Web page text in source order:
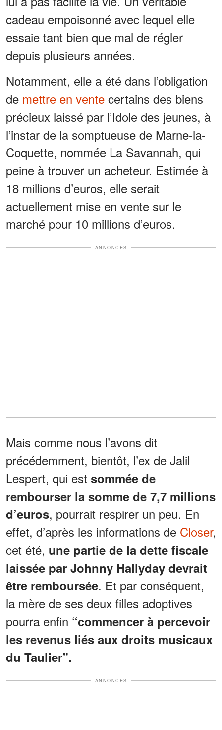
cadeau empoisonné avec lequel elle
essaie tant bien que mal de régler
depuis plusieurs années.
Notamment, elle a été dans l’obligation
de mettre en vente certains des biens
précieux laissé par l’Idole des jeunes, à
l’instar de la somptueuse de Marne-la-
Coquette, nommée La Savannah, qui
peine à trouver un acheteur. Estimée à
18 millions d’euros, elle serait
actuellement mise en vente sur le
marché pour 10 millions d’euros.
ANNONCES
Mais comme nous l’avons dit
précédemment, bientôt, l’ex de Jalil
Lespert, qui est sommée de
rembourser la somme de 7,7 millions
d’euros, pourrait respirer un peu. En
effet, d’après les informations de Closer,
cet été, une partie de la dette fiscale
laissée par Johnny Hallyday devrait
être remboursée. Et par conséquent,
la mère de ses deux filles adoptives
pourra enfin “commencer à percevoir
les revenus liés aux droits musicaux
du Taulier”.
ANNONCES